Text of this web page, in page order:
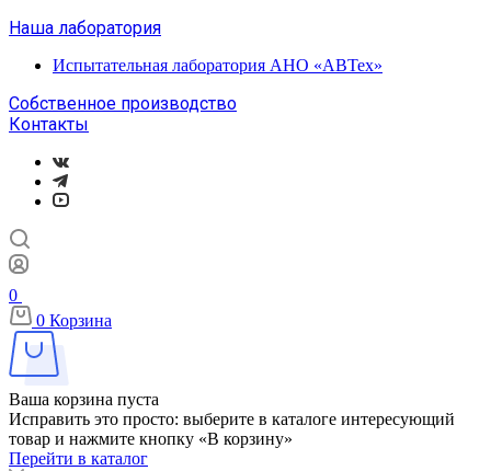
Наша лаборатория
Испытательная лаборатория АНО «АВТех»
Собственное производство
Контакты
0
0 Корзина
Ваша корзина пуста
Исправить это просто: выберите в каталоге интересующий
товар и нажмите кнопку «В корзину»
Перейти в каталог